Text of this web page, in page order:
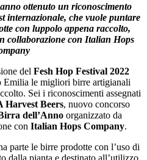
ottenuto un riconoscimento
internazionale, che vuole puntare
con luppolo appena raccolto,
collaborazione con Italian Hops
del Fesh Hop Festival 2022
Emilia le migliori birre artigianali
Sei i riconoscimenti assegnati
Harvest Beers, nuovo concorso
dell’Anno organizzato da
con Italian Hops Company.
parte le birre prodotte con l’uso di
dalla pianta e destinato all’utilizzo